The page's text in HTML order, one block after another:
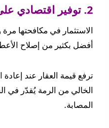
2. توفير اقتصادي على المدى البعيد
الاستثمار في مكافحتها
أفضل بكثير من إصلاح
ترفع قيمة العقار عند إعادة
الخالي من الرمة يُقدّر في
المصابة.